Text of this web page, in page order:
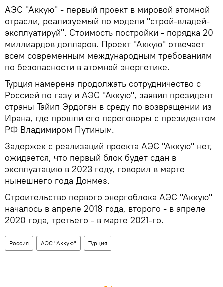
АЭС "Аккую" - первый проект в мировой атомной
отрасли, реализуемый по модели "строй-владей-
эксплуатируй". Стоимость постройки - порядка 20
миллиардов долларов. Проект "Аккую" отвечает
всем современным международным требованиям
по безопасности в атомной энергетике.
Турция намерена продолжать сотрудничество с
Россией по газу и АЭС "Аккую", заявил президент
страны Тайип Эрдоган в среду по возвращении из
Ирана, где прошли его переговоры с президентом
РФ Владимиром Путиным.
Задержек с реализаций проекта АЭС "Аккую" нет,
ожидается, что первый блок будет сдан в
эксплуатацию в 2023 году, говорил в марте
нынешнего года Донмез.
Строительство первого энергоблока АЭС "Аккую"
началось в апреле 2018 года, второго - в апреле
2020 года, третьего - в марте 2021-го.
Россия АЭС "Аккую" Турция